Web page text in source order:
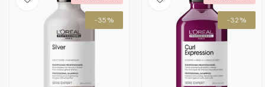
-35% -32%